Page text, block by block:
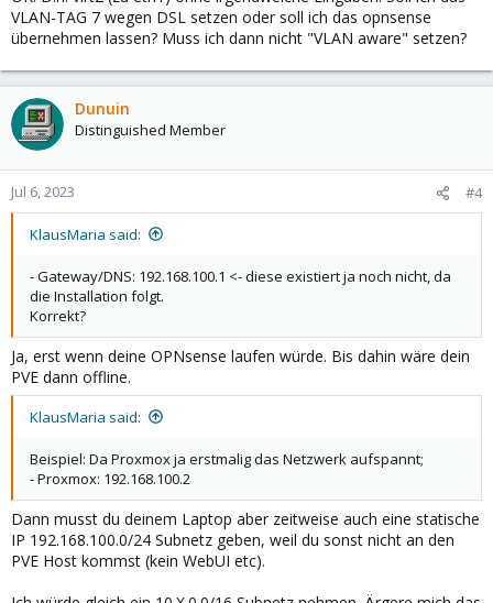
VLAN-TAG 7 wegen DSL setzen oder soll ich das opnsense
übernehmen lassen? Muss ich dann nicht "VLAN aware" setzen?
Dunuin
Distinguished Member
Jul 6, 2023 #4
KlausMaria said:
- Gateway/DNS: 192.168.100.1 <- diese existiert ja noch nicht, da
die Installation folgt.
Korrekt?
Ja, erst wenn deine OPNsense laufen würde. Bis dahin wäre dein
PVE dann offline.
KlausMaria said:
Beispiel: Da Proxmox ja erstmalig das Netzwerk aufspannt;
- Proxmox: 192.168.100.2
Dann musst du deinem Laptop aber zeitweise auch eine statische
IP 192.168.100.0/24 Subnetz geben, weil du sonst nicht an den
PVE Host kommst (kein WebUI etc).